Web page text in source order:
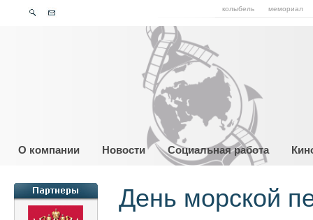
колыбель мемориал
О компании Новости Социальная работа
День морской